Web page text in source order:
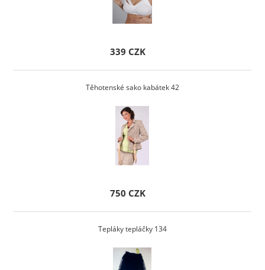
339 CZK
Těhotenské sako kabátek 42
750 CZK
Tepláky tepláčky 134